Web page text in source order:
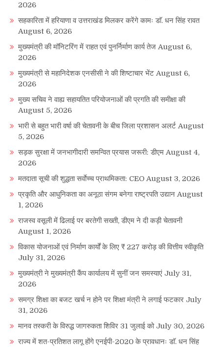
2026
सहकारिता में हरियाणा व उत्तराखंड मिलकर करेंगे कामः डाॅ. धन सिंह रावत
August 6, 2026
मुख्यमंत्री की मॉनिटरिंग में राहत एवं पुनर्निर्माण कार्य तेज August 6,
2026
मुख्यमंत्री से महानिदेशक एनसीसी ने की शिष्टाचार भेंट August 6,
2026
मुख्य सचिव ने वाह्य सहायतित परियोजनाओं की प्रगति की समीक्षा की
August 5, 2026
भारी से बहुत भारी वर्षा की चेतावनी के बीच जिला प्रशासन अलर्ट August
5, 2026
सड़क सुरक्षा में जनभागीदारी समन्वित प्रयास जरूरी: डीएम August 4,
2026
मतदाता सूची की शुद्धता सर्वाेच्च प्राथमिकता: CEO August 3, 2026
प्रकृति और आधुनिकता का अनूठा संगम बनेगा राष्ट्रपति उद्यान August
1, 2026
राजस्व वसूली में ढिलाई पर बरतेगी सख्ती, डीएम ने दी कड़ी चेतावनी
August 1, 2026
विकास योजनाओं एवं निर्माण कार्यों के लिए ₹ 227 करोड़ की वित्तीय स्वीकृति
July 31, 2026
मुख्यमंत्री ने मुख्यमंत्री कैंप कार्यालय में सुनीं जन समस्याएं July 31,
2026
समग्र शिक्षा का बजट खर्च न होने पर शिक्षा मंत्री ने लगाई फटकार July
31, 2026
मानव तस्करी के विरुद्ध जागरुकता शिविर 31 जुलाई को July 30, 2026
राज्य में शत-प्रतिशत लागू होंगे एनईपी-2020 के प्रावधानः डाॅ. धन सिंह